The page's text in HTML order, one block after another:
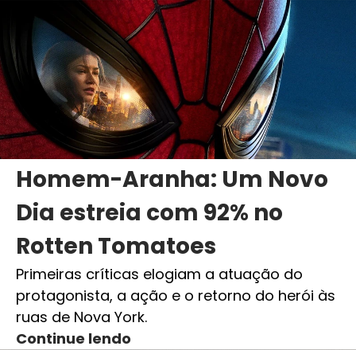
Homem-Aranha: Um Novo
Dia estreia com 92% no
Rotten Tomatoes
Primeiras críticas elogiam a atuação do
protagonista, a ação e o retorno do herói às
ruas de Nova York.
Continue lendo